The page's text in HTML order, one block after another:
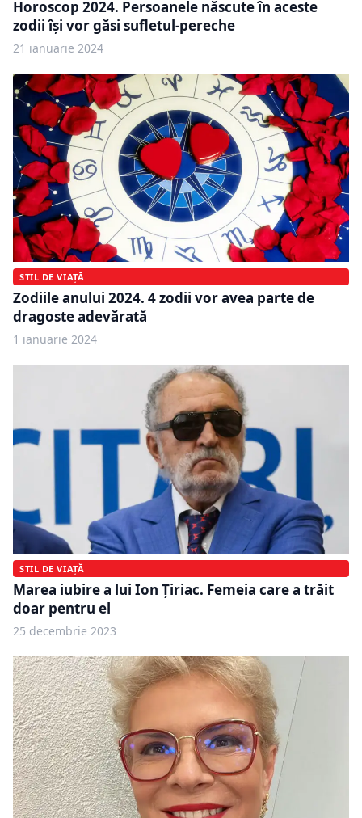
Horoscop 2024. Persoanele născute în aceste
zodii își vor găsi sufletul-pereche
21 ianuarie 2024
STIL DE VIAȚĂ
Zodiile anului 2024. 4 zodii vor avea parte de
dragoste adevărată
1 ianuarie 2024
STIL DE VIAȚĂ
Marea iubire a lui Ion Țiriac. Femeia care a trăit
doar pentru el
25 decembrie 2023